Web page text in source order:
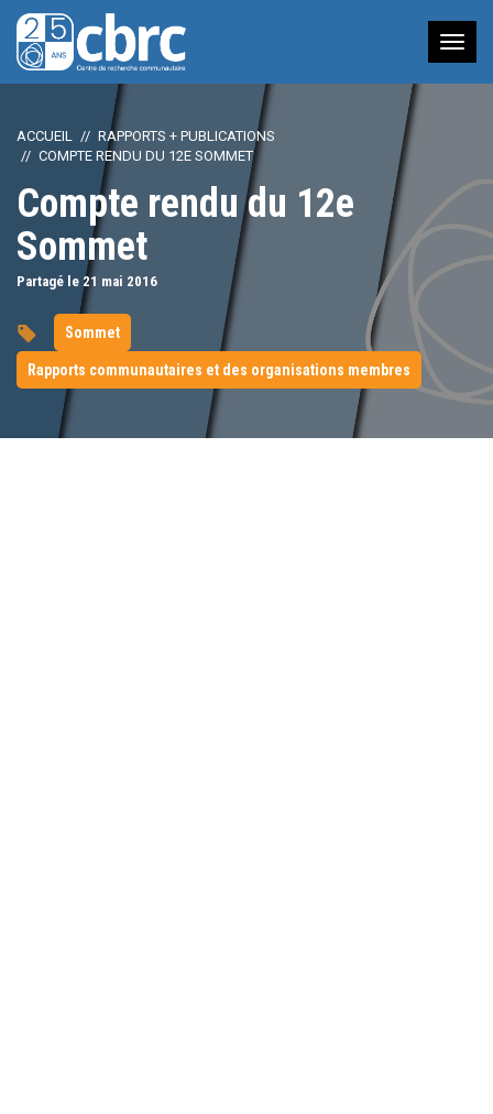
à
ACCUEIL
RAPPORTS + PUBLICATIONS
COMPTE RENDU DU 12E SOMMET
Compte rendu du 12e
Sommet
Partagé le 21 mai 2016
Sommet
Rapports communautaires et des organisations membres